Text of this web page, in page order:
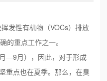
发性有机物（VOCs）排放
的重点工作之一。
—9月），因此，对于形成
重点也在夏季。那么，在臭